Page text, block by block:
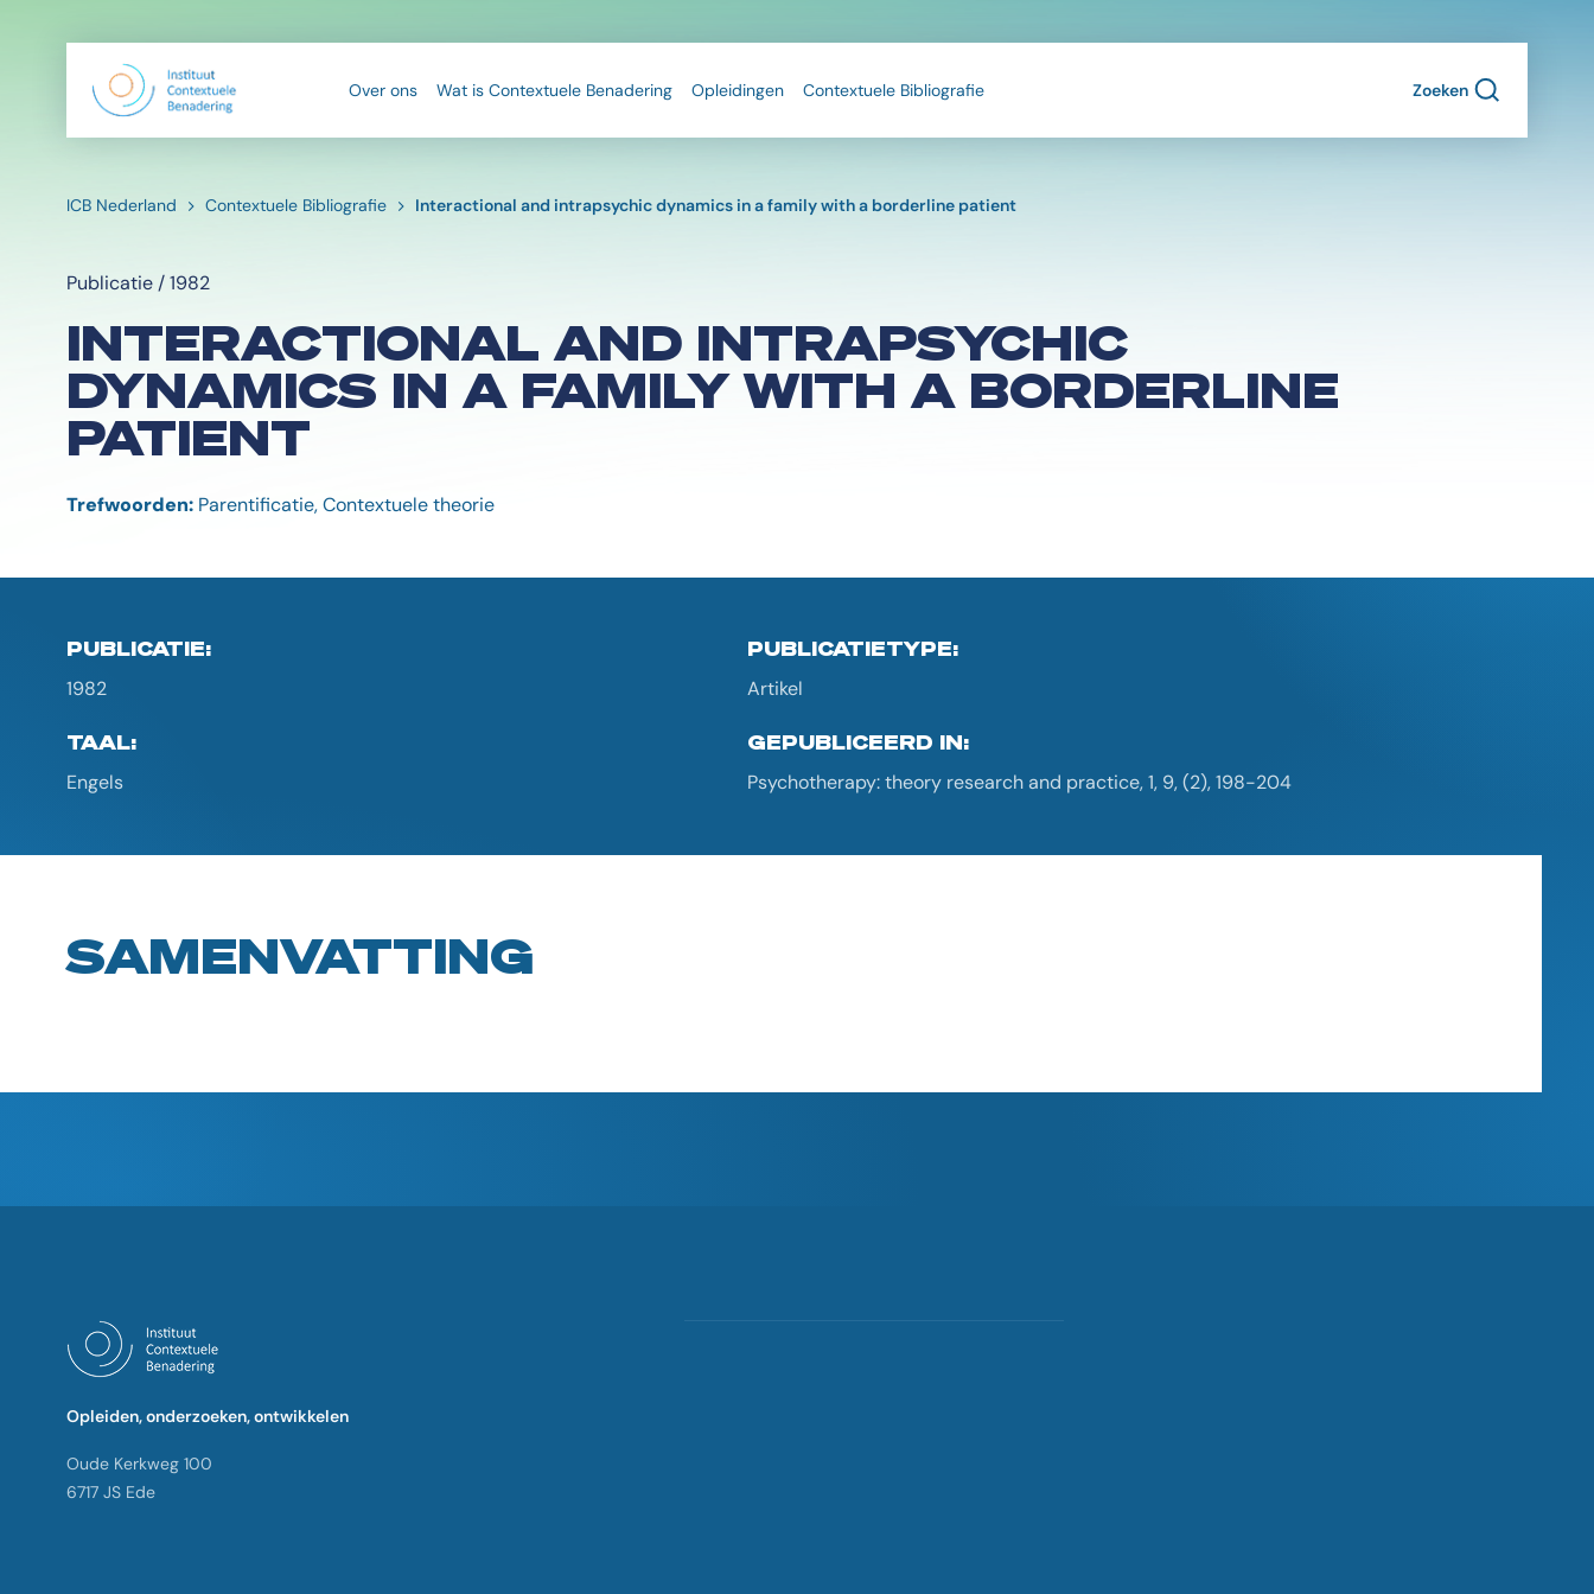
Over ons Wat is Contextuele Benadering Opleidingen Contextuele Bibliografie Zoeken
ICB Nederland Contextuele Bibliografie Interactional and intrapsychic dynamics in a family with a borderline patient
Publicatie / 1982
INTERACTIONAL AND INTRAPSYCHIC
DYNAMICS IN A FAMILY WITH A BORDERLINE
PATIENT
Trefwoorden: Parentificatie, Contextuele theorie
PUBLICATIE:
1982
PUBLICATIETYPE:
Artikel
TAAL:
Engels
GEPUBLICEERD IN:
Psychotherapy: theory research and practice, 1, 9, (2), 198-204
SAMENVATTING
Opleiden, onderzoeken, ontwikkelen
Oude Kerkweg 100
6717 JS Ede